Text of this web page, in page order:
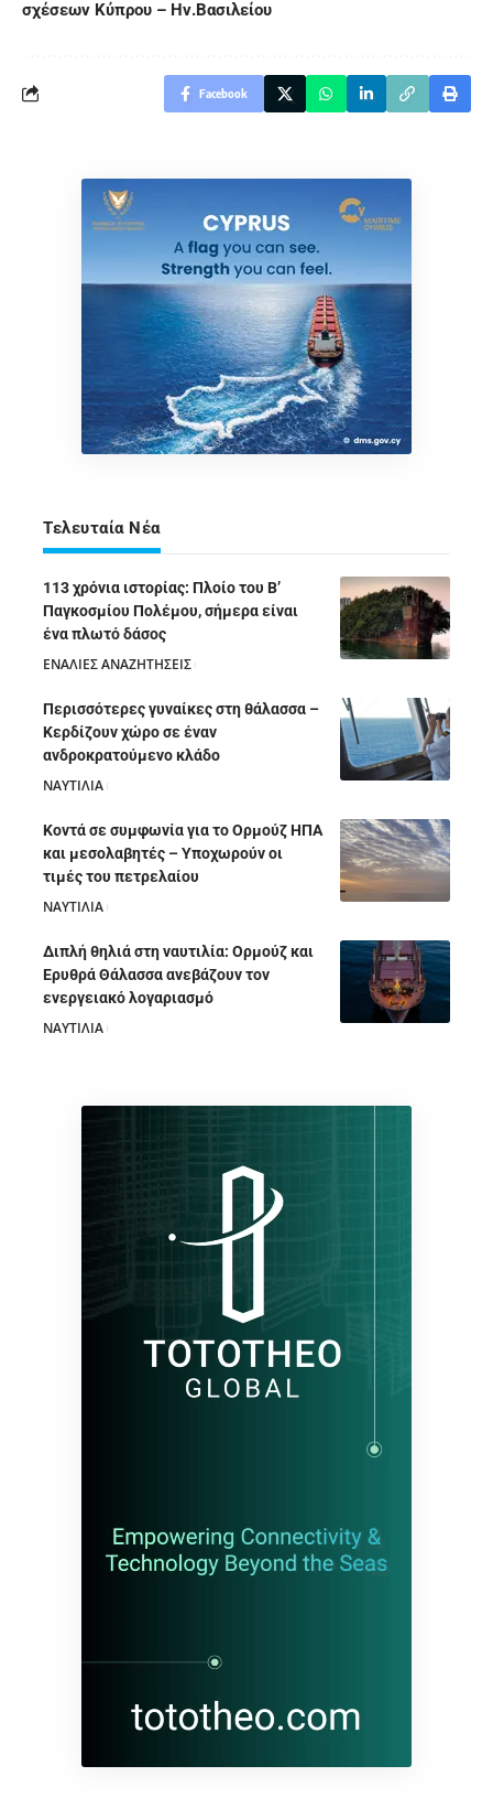
σχέσεων Κύπρου – Ην.Βασιλείου
Facebook
Τελευταία Νέα
113 χρόνια ιστορίας: Πλοίο του Β’
Παγκοσμίου Πολέμου, σήμερα είναι
ένα πλωτό δάσος
ΕΝΑΛΙΕΣ ΑΝΑΖΗΤΗΣΕΙΣ
Περισσότερες γυναίκες στη θάλασσα –
Κερδίζουν χώρο σε έναν
ανδροκρατούμενο κλάδο
ΝΑΥΤΙΛΙΑ
Κοντά σε συμφωνία για το Ορμούζ ΗΠΑ
και μεσολαβητές – Υποχωρούν οι
τιμές του πετρελαίου
ΝΑΥΤΙΛΙΑ
Διπλή θηλιά στη ναυτιλία: Ορμούζ και
Ερυθρά Θάλασσα ανεβάζουν τον
ενεργειακό λογαριασμό
ΝΑΥΤΙΛΙΑ